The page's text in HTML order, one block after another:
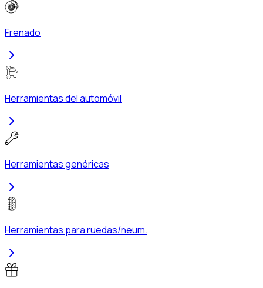
Frenado
Herramientas del automóvil
Herramientas genéricas
Herramientas para ruedas/neum.